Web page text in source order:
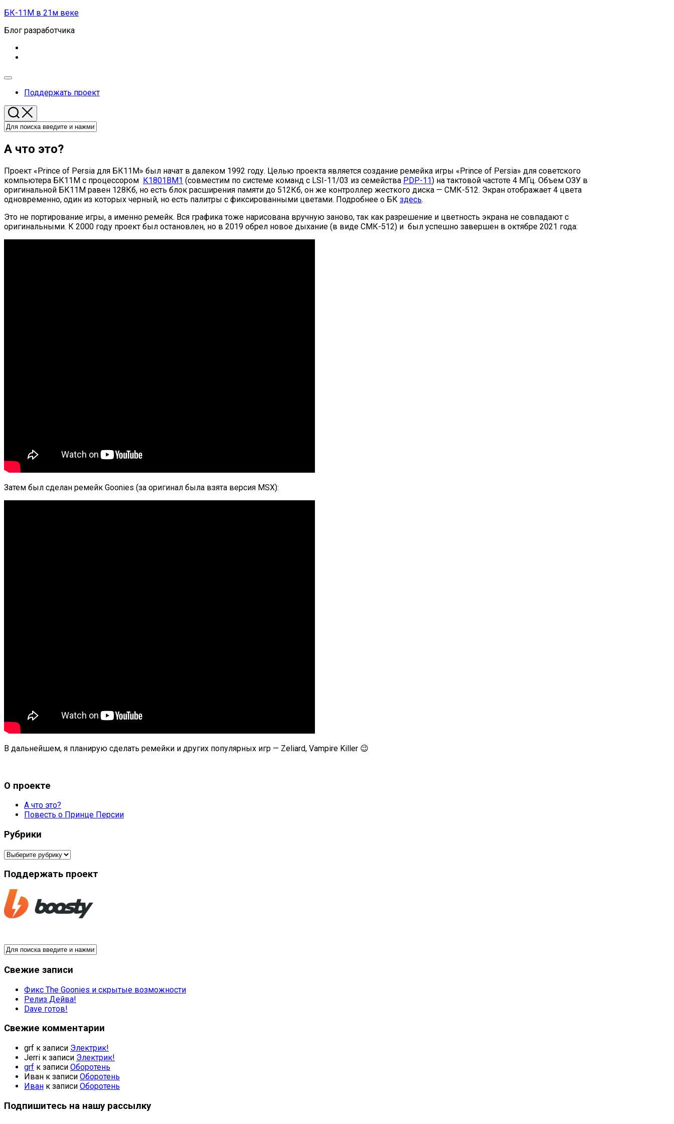
Перейти
содержанию
БК-11М в 21м веке
Блог разработчика
Развернуть
Поддержать проект
А что это?
Проект «Prince of Persia для БК11М» был начат в далеком 1992 году. Целью проекта является создание ремейка игры «Prince of Persia» для советского
компьютера БК11М с процессором К1801ВМ1 (совместим по системе команд с LSI-11/03 из семейства PDP-11) на тактовой частоте 4 МГц. Объем ОЗУ в
оригинальной БК11М равен 128Кб, но есть блок расширения памяти до 512Кб, он же контроллер жесткого диска — СМК-512. Экран отображает 4 цвета
одновременно, один из которых черный, но есть палитры с фиксированными цветами. Подробнее о БК здесь.
Это не портирование игры, а именно ремейк. Вся графика тоже нарисована вручную заново, так как разрешение и цветность экрана не совпадают с
оригинальными. К 2000 году проект был остановлен, но в 2019 обрел новое дыхание (в виде СМК-512) и был успешно завершен в октябре 2021 года:
Затем был сделан ремейк Goonies (за оригинал была взята версия MSX):
В дальнейшем, я планирую сделать ремейки и других популярных игр — Zeliard, Vampire Killer 😉
О проекте
А что это?
Повесть о Принце Персии
Рубрики
Рубрики
Поддержать проект
Свежие записи
Фикс The Goonies и скрытые возможности
Релиз Дейва!
Dave готов!
Свежие комментарии
grf к записи Электрик!
Jerri к записи Электрик!
grf к записи Оборотень
Иван к записи Оборотень
Иван к записи Оборотень
Подпишитесь на нашу рассылку